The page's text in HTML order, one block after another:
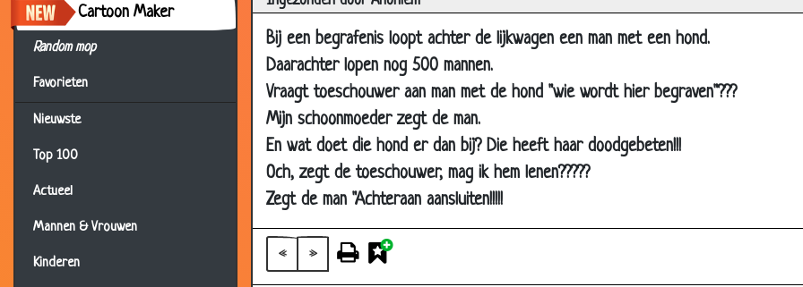
Cartoon Maker
Random mop
Favorieten
Nieuwste
Top 100
Actueel
Mannen & Vrouwen
Kinderen
Bij een begrafenis loopt achter de lijkwagen een man met een hond.
Daarachter lopen nog 500 mannen.
Vraagt toeschouwer aan man met de hond "wie wordt hier begraven"???
Mijn schoonmoeder zegt de man.
En wat doet die hond er dan bij? Die heeft haar doodgebeten!!!
Och, zegt de toeschouwer, mag ik hem lenen?????
Zegt de man "Achteraan aansluiten!!!!!
« »
26 Mar 2007
Laat je schoonmoeder merken dat ze ongelegen komt
03 Mar 2007
Toppunt van...
11 Dec 2006
Schoonmoeder
23 Nov 2006
Auto Gestolen
09 Nov 2006
Beste helpdesk
13 Aug 2006
Brand!!
31 Jul 2006
Slecht nieuws
12 Feb 2004